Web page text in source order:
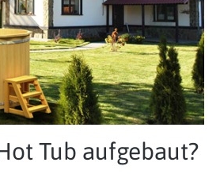
Tub aufgebaut?